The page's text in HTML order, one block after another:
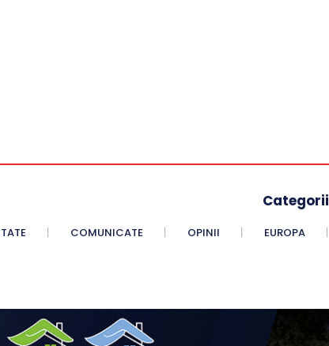
Categorii
COMUNICATE OPINII EUROPA